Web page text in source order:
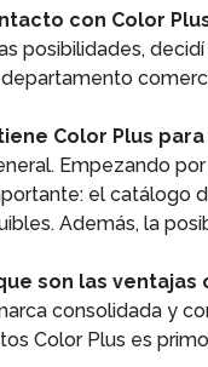
con Color
posibilidades,
Color Plus
Empezando
el catálogo
Además, la
son las
consolidada y
Color Plus es